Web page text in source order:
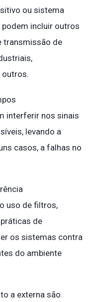
ou sistema
incluir outros
transmissão de
outros.
interferir nos sinais
levando a
casos, a falhas no
uso de filtros,
de
os sistemas contra
do ambiente
a externa são